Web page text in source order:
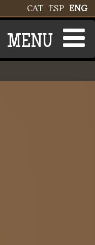
ENG
ESP
CAT